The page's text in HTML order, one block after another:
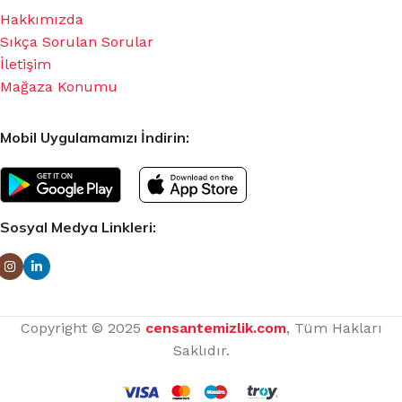
Hakkımızda
Sıkça Sorulan Sorular
İletişim
Mağaza Konumu
Mobil Uygulamamızı İndirin:
Sosyal Medya Linkleri:
Copyright © 2025 censantemizlik.com, Tüm Hakları
Saklıdır.